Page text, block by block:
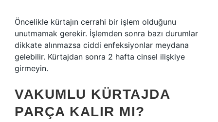
Öncelikle kürtajın cerrahi bir işlem olduğunu
unutmamak gerekir. İşlemden sonra bazı durumlar
dikkate alınmazsa ciddi enfeksiyonlar meydana
gelebilir. Kürtajdan sonra 2 hafta cinsel ilişkiye
girmeyin.
VAKUMLU KÜRTAJDA
PARÇA KALIR MI?